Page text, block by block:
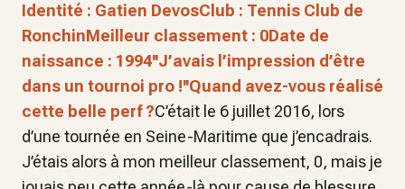
Identité : Gatien DevosClub : Tennis Club de
RonchinMeilleur classement : 0Date de
naissance : 1994''J’avais l’impression d’être
dans un tournoi pro !''Quand avez-vous réalisé
cette belle perf ?C’était le 6 juillet 2016, lors
d’une tournée en Seine-Maritime que j’encadrais.
J’étais alors à mon meilleur classement, 0, mais je